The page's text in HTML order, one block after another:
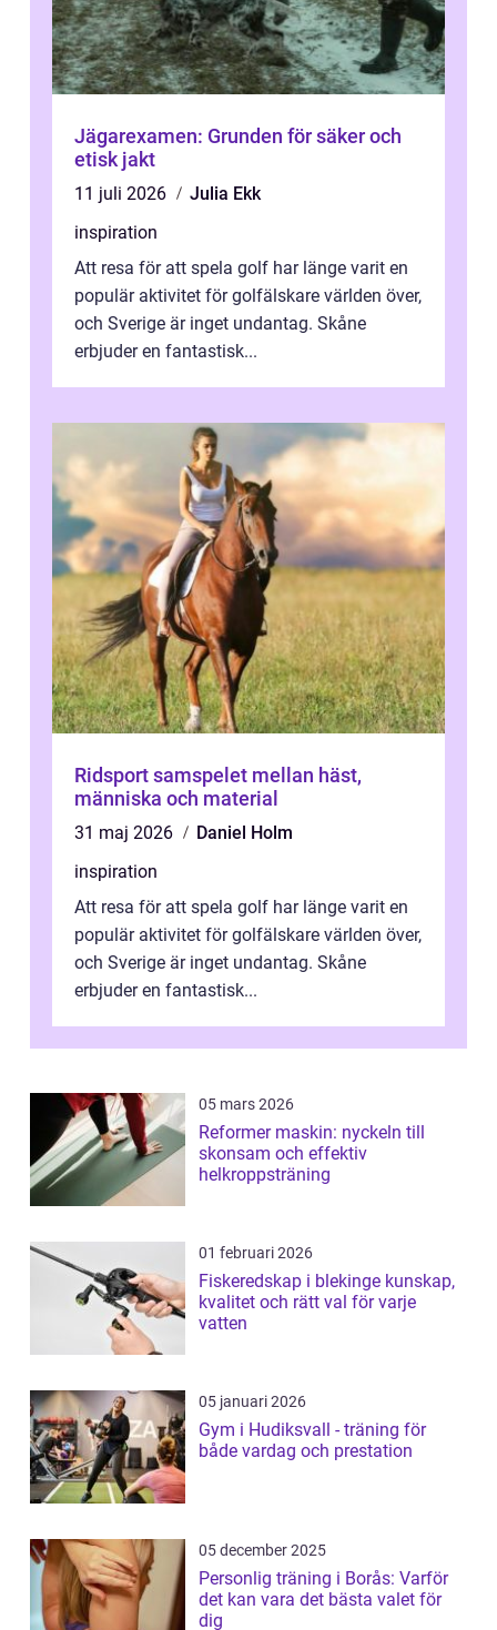
Jägarexamen: Grunden för säker och
etisk jakt
11 juli 2026
Julia Ekk
inspiration
Att resa för att spela golf har länge varit en
populär aktivitet för golfälskare världen över,
och Sverige är inget undantag. Skåne
erbjuder en fantastisk...
Ridsport samspelet mellan häst,
människa och material
31 maj 2026
Daniel Holm
inspiration
Att resa för att spela golf har länge varit en
populär aktivitet för golfälskare världen över,
och Sverige är inget undantag. Skåne
erbjuder en fantastisk...
05 mars 2026
Reformer maskin: nyckeln till
skonsam och effektiv
helkroppsträning
01 februari 2026
Fiskeredskap i blekinge kunskap,
kvalitet och rätt val för varje
vatten
05 januari 2026
Gym i Hudiksvall - träning för
både vardag och prestation
05 december 2025
Personlig träning i Borås: Varför
det kan vara det bästa valet för
dig